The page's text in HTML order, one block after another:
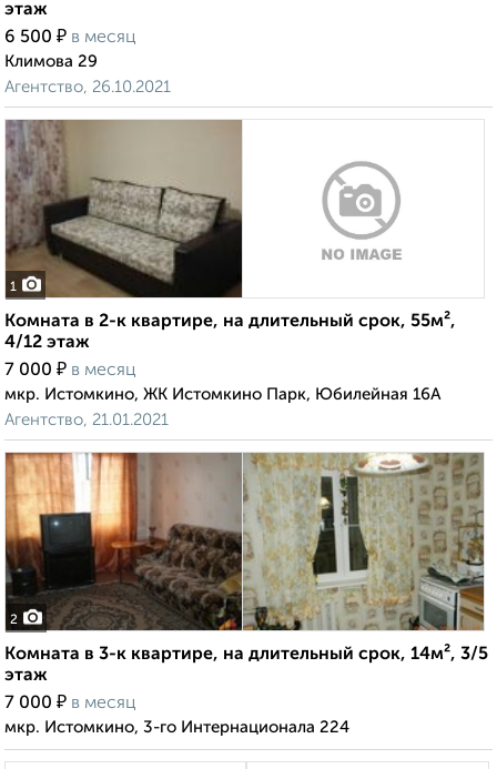
этаж
6 500 ₽ в месяц
Климова 29
Агентство, 26.10.2021
1
Комната в 2-к квартире, на длительный срок, 55м²,
4/12 этаж
7 000 ₽ в месяц
мкр. Истомкино, ЖК Истомкино Парк, Юбилейная 16А
Агентство, 21.01.2021
2
Комната в 3-к квартире, на длительный срок, 14м², 3/5
этаж
7 000 ₽ в месяц
мкр. Истомкино, 3-го Интернационала 224